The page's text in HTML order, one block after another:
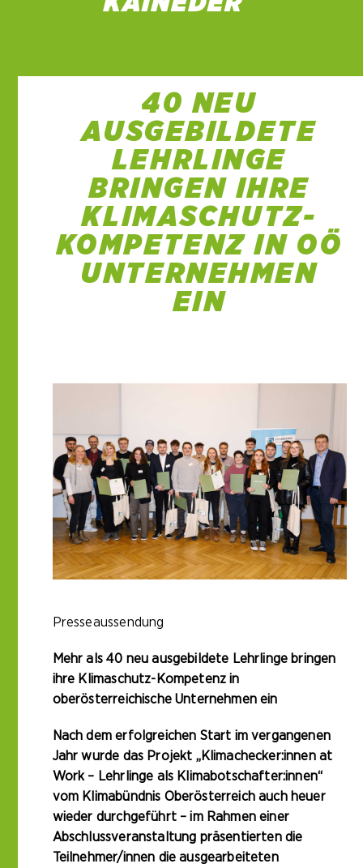
40 NEU
AUSGEBILDETE
LEHRLINGE
BRINGEN IHRE
KLIMASCHUTZ-
KOMPETENZ IN OÖ
UNTERNEHMEN
EIN
Presseaussendung
Mehr als 40 neu ausgebildete Lehrlinge bringen
ihre Klimaschutz-Kompetenz in
oberösterreichische Unternehmen ein
Nach dem erfolgreichen Start im vergangenen
Jahr wurde das Projekt „Klimachecker:innen at
Work – Lehrlinge als Klimabotschafter:innen“
vom Klimabündnis Oberösterreich auch heuer
wieder durchgeführt – im Rahmen einer
Abschlussveranstaltung präsentierten die
Teilnehmer/innen die ausgearbeiteten